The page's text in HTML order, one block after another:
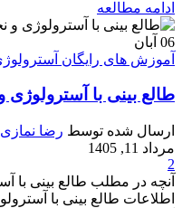
ادامه مطالعه
06 آبان
آموزش های رایگان
طالع بینی با آسترولوژی
ارسال شده توسط رضا نمازی
مرداد 11, 1405
2
آنچه در مطلب طالع بینی با
اطلاعات طالع بینی با